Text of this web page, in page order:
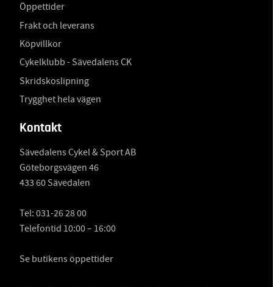
Öppettider
Frakt och leverans
Köpvillkor
Cykelklubb - Sävedalens CK
Skridskoslipning
Trygghet hela vägen
Kontakt
Sävedalens Cykel & Sport AB
Göteborgsvägen 46
433 60 Sävedalen
Tel: 031-26 28 00
Telefontid 10:00 – 16:00
Se butikens öppettider